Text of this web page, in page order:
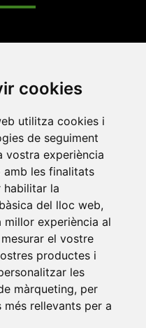
cookies
utilitza cookies i
de seguiment
vostra experiència
amb les finalitats
habilitar la
del lloc web,
millor experiència al
el vostre
productes i
les
màrqueting, per
més rellevants per a
Autònoma de
Universitat
de Girona
Universitat Jaume I
Miguel Hernández
•Universitat
Politècnica de